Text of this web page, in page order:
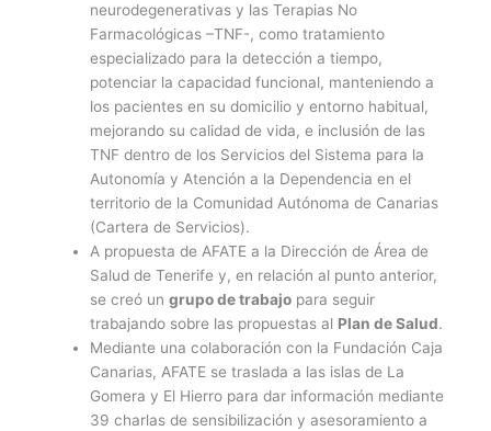
neurodegenerativas y las Terapias No
Farmacológicas –TNF-, como tratamiento
especializado para la detección a tiempo,
potenciar la capacidad funcional, manteniendo a
los pacientes en su domicilio y entorno habitual,
mejorando su calidad de vida, e inclusión de las
TNF dentro de los Servicios del Sistema para la
Autonomía y Atención a la Dependencia en el
territorio de la Comunidad Autónoma de Canarias
(Cartera de Servicios).
A propuesta de AFATE a la Dirección de Área de
Salud de Tenerife y, en relación al punto anterior,
se creó un grupo de trabajopara seguir
trabajando sobre las propuestas al Plan de Salud.
Mediante una colaboración con la Fundación Caja
Canarias, AFATE se traslada a las islas de La
Gomera y El Hierro para dar información mediante
39 charlas de sensibilización y asesoramiento a